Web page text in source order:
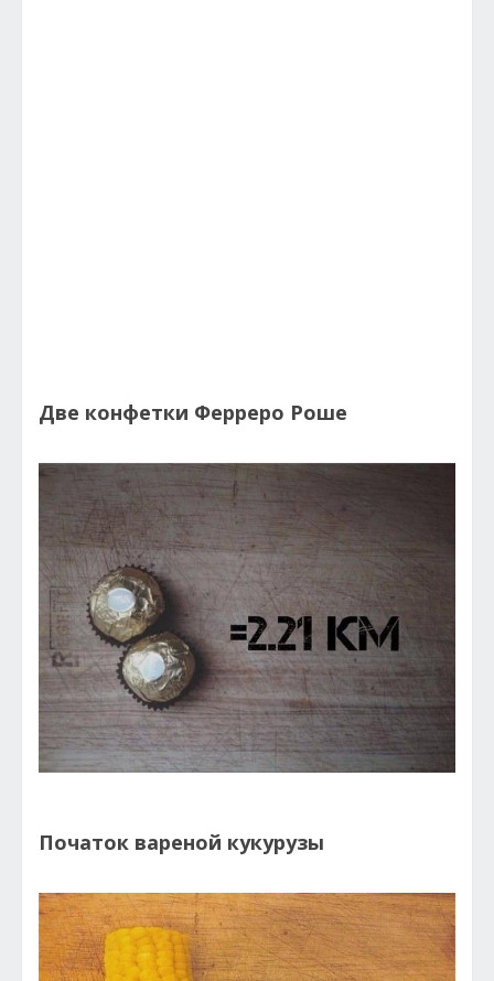
Две конфетки Ферреро Роше
Початок вареной кукурузы